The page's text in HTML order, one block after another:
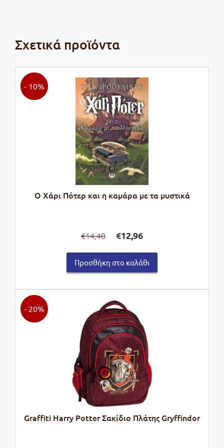
Σχετικά προϊόντα
Ο Χάρι Πότερ και η καμάρα με τα μυστικά
- 10%
€14,40
price
was:
€14,40.
€12,96τρέχουσα
τιμή
είναι:
€12,96.
Προσθήκη στο καλάθι
Graffiti Harry Potter Σακίδιο Πλάτης Gryffindor
- 20%